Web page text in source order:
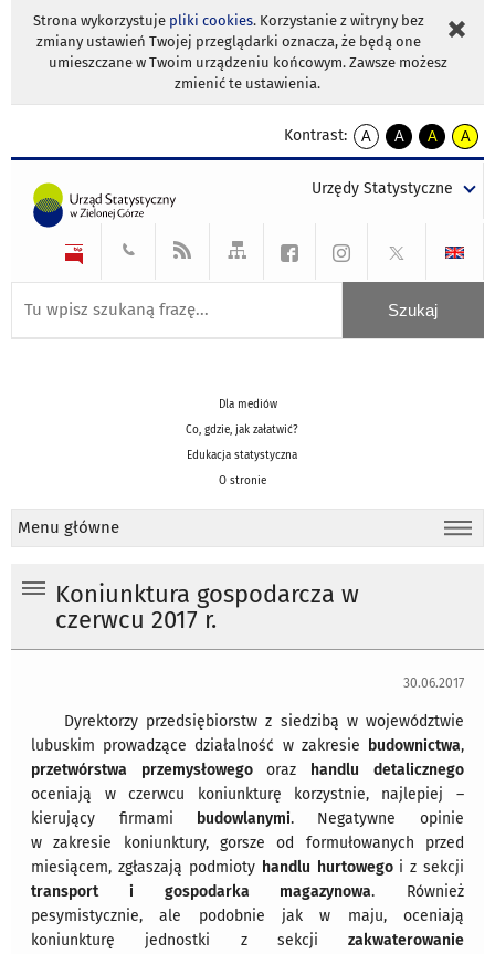
Strona wykorzystuje pliki cookies. Korzystanie z witryny bez
zmiany ustawień Twojej przeglądarki oznacza, że będą one
umieszczane w Twoim urządzeniu końcowym. Zawsze możesz
zmienić te ustawienia.
Kontrast:
A
kontrast
A
kontrast
tekst
czarnym
A
kontrast
tekst
czarnym
A
tekst
żółtym
Urzędy Statystyczne
Dla mediów
Co, gdzie, jak załatwić?
Edukacja statystyczna
O stronie
Menu główne
Koniunktura gospodarcza w
czerwcu 2017 r.
30.06.2017
Dyrektorzy przedsiębiorstw z siedzibą w województwie
lubuskim prowadzące działalność w zakresie budownictwa,
przetwórstwa przemysłowego oraz handlu detalicznego
oceniają w czerwcu koniunkturę korzystnie, najlepiej –
kierujący firmami budowlanymi. Negatywne opinie
w zakresie koniunktury, gorsze od formułowanych przed
miesiącem, zgłaszają podmioty handlu hurtowego i z sekcji
transport i gospodarka magazynowa. Również
pesymistycznie, ale podobnie jak w maju, oceniają
koniunkturę jednostki z sekcji zakwaterowanie